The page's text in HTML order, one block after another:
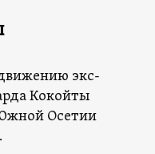
экс-
Кокойты
Осетии